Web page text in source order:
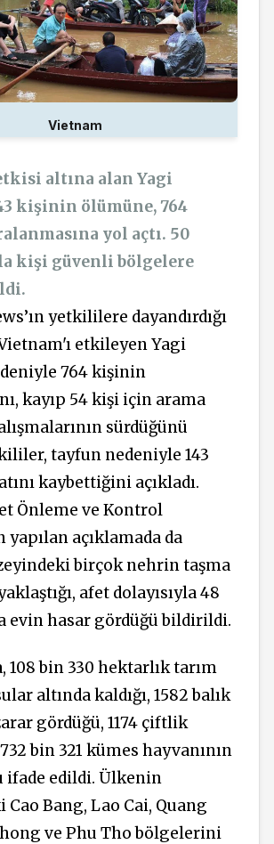
Vietnam
altına alan Yagi
kişinin ölümüne, 764
yol açtı. 50
kişi güvenli bölgelere
yetkililere dayandırdığı
etkileyen Yagi
764 kişinin
kayıp 54 kişi için arama
sürdüğünü
tayfun nedeniyle 143
kaybettiğini açıkladı.
Önleme ve Kontrol
yapılan açıklamada da
birçok nehrin taşma
afet dolayısıyla 48
evin hasar gördüğü bildirildi.
108 bin 330 hektarlık tarım
altında kaldığı, 1582 balık
gördüğü, 1174 çiftlik
bin 321 kümes hayvanının
ifade edildi. Ülkenin
Bang, Lao Cai, Quang
ve Phu Tho bölgelerini